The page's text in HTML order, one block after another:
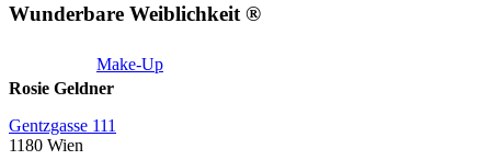
Make-Up
Wunderbare Weiblichkeit ®
Rosie Geldner
Gentzgasse 111
1180 Wien